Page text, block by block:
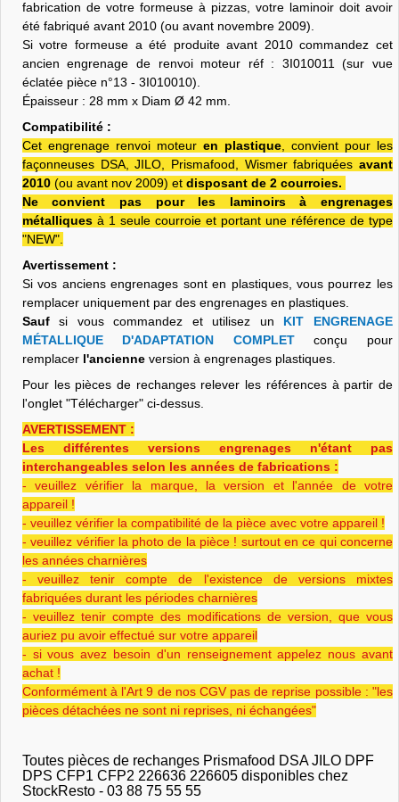
fabrication de votre formeuse à pizzas, votre laminoir doit avoir
été fabriqué avant 2010 (ou avant novembre 2009).
Si votre formeuse a été produite avant 2010 commandez cet
ancien engrenage de renvoi moteur réf : 3I010011 (sur vue
éclatée pièce n°13 - 3I010010).
Épaisseur : 28 mm x Diam Ø 42 mm.
Compatibilité :
Cet engrenage renvoi moteur en plastique, convient pour les
façonneuses DSA, JILO, Prismafood, Wismer fabriquées avant
2010(ou avant nov 2009) et disposant de 2 courroies.
Ne convient pas pour les laminoirs à engrenages
métalliquesà 1 seule courroie et portant une référence de type
"NEW".
Avertissement :
Si vos anciens engrenages sont en plastiques, vous pourrez les
remplacer uniquement par des engrenages en plastiques.
Saufsi vous commandez et utilisez un KIT ENGRENAGE
MÉTALLIQUE D'ADAPTATION COMPLET
conçu pour
remplacer l'ancienneversion à engrenages plastiques.
Pour les pièces de rechanges relever les références à partir de
l'onglet "Télécharger" ci-dessus.
AVERTISSEMENT :
Les différentes versions engrenages n'étant pas
interchangeables selon les années de fabrications :
- veuillez vérifier la marque, la version et l'année de votre
appareil !
- veuillez vérifier la compatibilité de la pièce avec votre appareil !
- veuillez vérifier la photo de la pièce ! surtout en ce qui concerne
les années charnières
- veuillez tenir compte de l'existence de versions mixtes
fabriquées durant les périodes charnières
- veuillez tenir compte des modifications de version, que vous
auriez pu avoir effectué sur votre appareil
- si vous avez besoin d'un renseignement appelez nous avant
achat !
Conformément à l'Art 9 de nos CGV pas de reprise possible : "les
pièces détachées ne sont ni reprises, ni échangées"
Toutes pièces de rechanges Prismafood DSA JILO DPF
DPS CFP1 CFP2 226636 226605 disponibles chez
StockResto - 03 88 75 55 55